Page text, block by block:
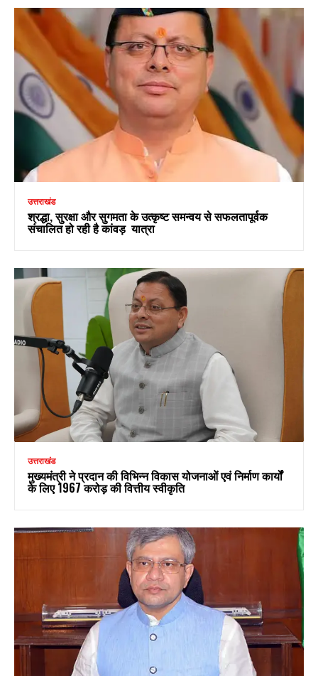
उत्तराखंड
श्रद्धा, सुरक्षा और सुगमता के उत्कृष्ट समन्वय से सफलतापूर्वक
संचालित हो रही है कांवड़ यात्रा
उत्तराखंड
मुख्यमंत्री ने प्रदान की विभिन्न विकास योजनाओं एवं निर्माण कार्यों
के लिए ₹1967 करोड़ की वित्तीय स्वीकृति